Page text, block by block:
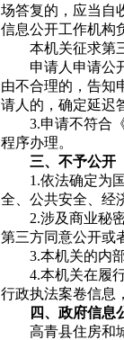
场答复的，应当自
信息公开工作机构
本机关征求第
申请人申请公
由不合理的，告知
请人的，确定延迟
3.申请不符合
程序办理。
三、不予公开
1.依法确定为
全、公共安全、经
2.涉及商业秘
第三方同意公开或
3.本机关的内
4.本机关在履
行政执法案卷信息
四、政府信息
高青县住房和